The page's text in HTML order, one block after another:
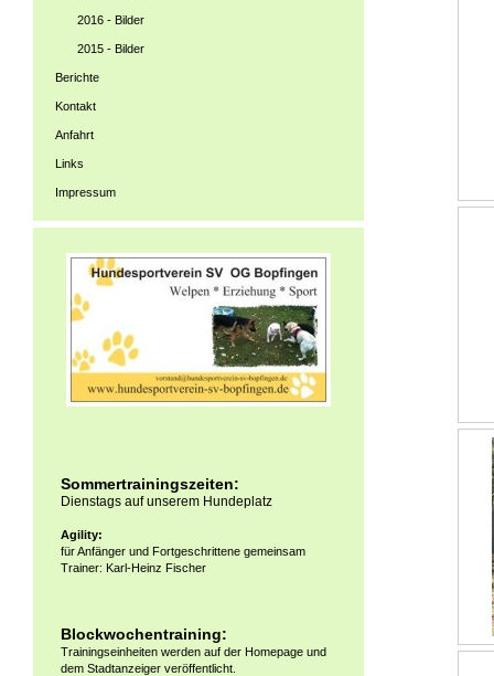
2016 - Bilder
2015 - Bilder
Berichte
Kontakt
Anfahrt
Links
Impressum
Sommertrainingszeiten:
Dienstags auf unserem Hundeplatz
Agility:
für Anfänger und Fortgeschrittene gemeinsam
Trainer: Karl-Heinz Fischer
Blockwochentraining:
Trainingseinheiten werden auf der Homepage und
dem Stadtanzeiger veröffentlicht.